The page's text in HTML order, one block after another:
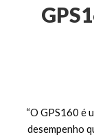
“O GPS160 é
desempenho